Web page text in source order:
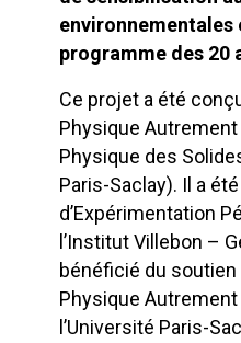
environnementales
programme des 20
Ce projet a été
Physique Autrement
Physique des
Paris-Saclay). Il a
d’Expérimentation
l’Institut Villebon –
bénéficié du soutien
Physique Autrement
l’Université Paris-